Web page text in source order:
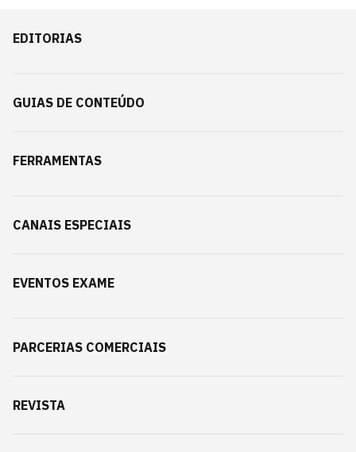
EDITORIAS
GUIAS DE CONTEÚDO
FERRAMENTAS
CANAIS ESPECIAIS
EVENTOS EXAME
PARCERIAS COMERCIAIS
REVISTA